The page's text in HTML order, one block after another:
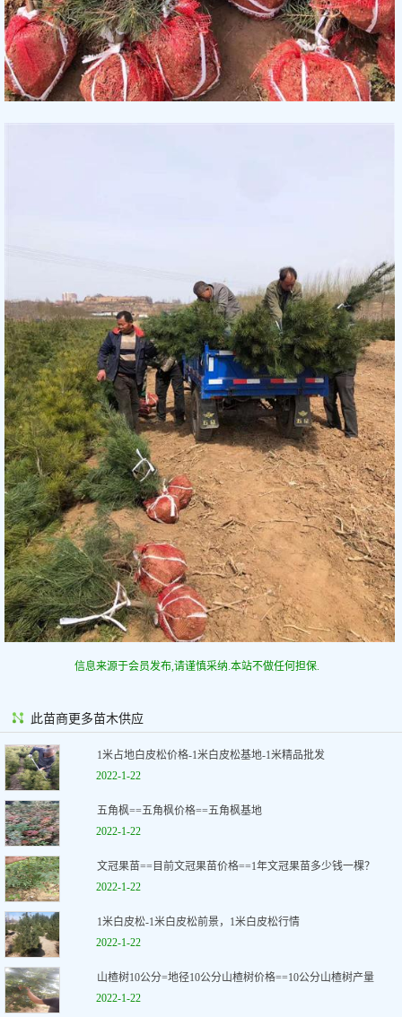
信息来源于会员发布,请谨慎采纳.本站不做任何担保.
此苗商更多苗木供应
1米占地白皮松价格-1米白皮松基地-1米精品批发
2022-1-22
五角枫==五角枫价格==五角枫基地
2022-1-22
文冠果苗==目前文冠果苗价格==1年文冠果苗多少钱一棵？
2022-1-22
1米白皮松-1米白皮松前景，1米白皮松行情
2022-1-22
山楂树10公分=地径10公分山楂树价格==10公分山楂树产量
2022-1-22